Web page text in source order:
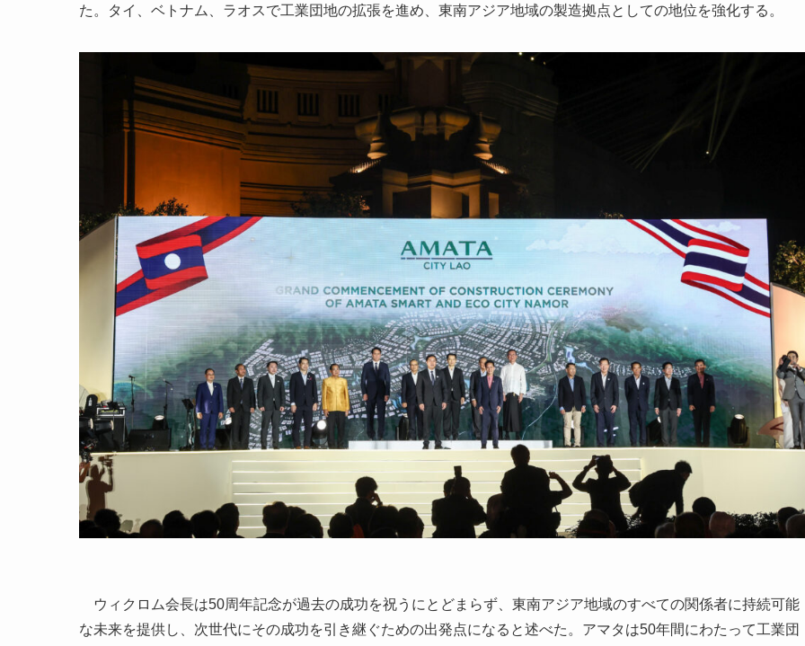
た。タイ、ベトナム、ラオスで工業団地の拡張を進め、東南アジア地域の製造拠点としての地位を強化する。
ウィクロム会長は50周年記念が過去の成功を祝うにとどまらず、東南アジア地域のすべての関係者に持続可能
な未来を提供し、次世代にその成功を引き継ぐための出発点になると述べた。アマタは50年間にわたって工業団